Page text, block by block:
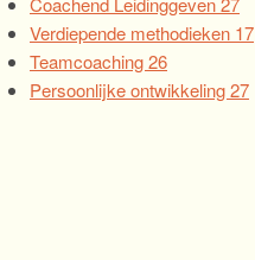
Verdiepende methodieken 17
Teamcoaching26
Persoonlijke ontwikkeling27